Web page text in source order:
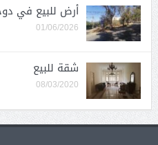
أرض للبيع في
01/06/2026
شقة للبيع
08/03/2020